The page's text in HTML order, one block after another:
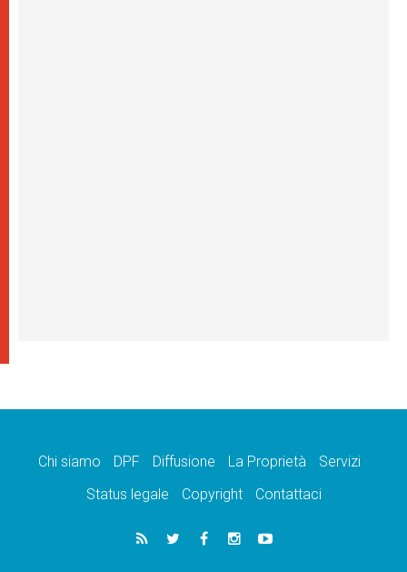
Chi siamo DPF Diffusione La Proprietà
Servizi
Status legale
Copyright Contattaci